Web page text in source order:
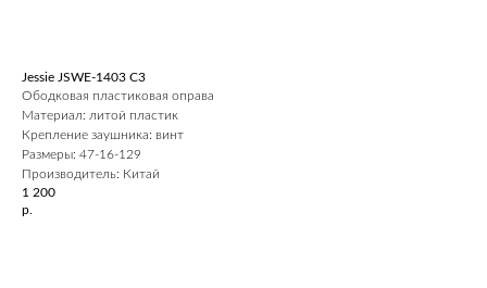
Jessie JSWE-1403 С3
Ободковая пластиковая оправа
Материал: литой пластик
Крепление заушника: винт
Размеры: 47-16-129
Производитель: Китай
1 200
р.